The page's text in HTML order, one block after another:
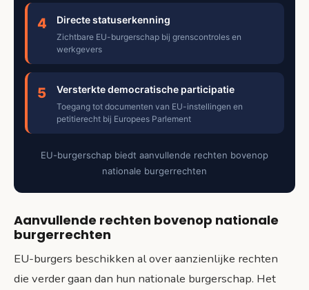
4 Directe statuserkenning
Zichtbare EU-burgerschap bij grenscontroles en
werkgevers
5 Versterkte democratische participatie
Toegang tot documenten van EU-instellingen en
petitierecht bij Europees Parlement
EU-burgerschap biedt aanvullende rechten bovenop
nationale burgerrechten
Aanvullende rechten bovenop nationale
burgerrechten
EU-burgers beschikken al over aanzienlijke rechten
die verder gaan dan hun nationale burgerschap. Het